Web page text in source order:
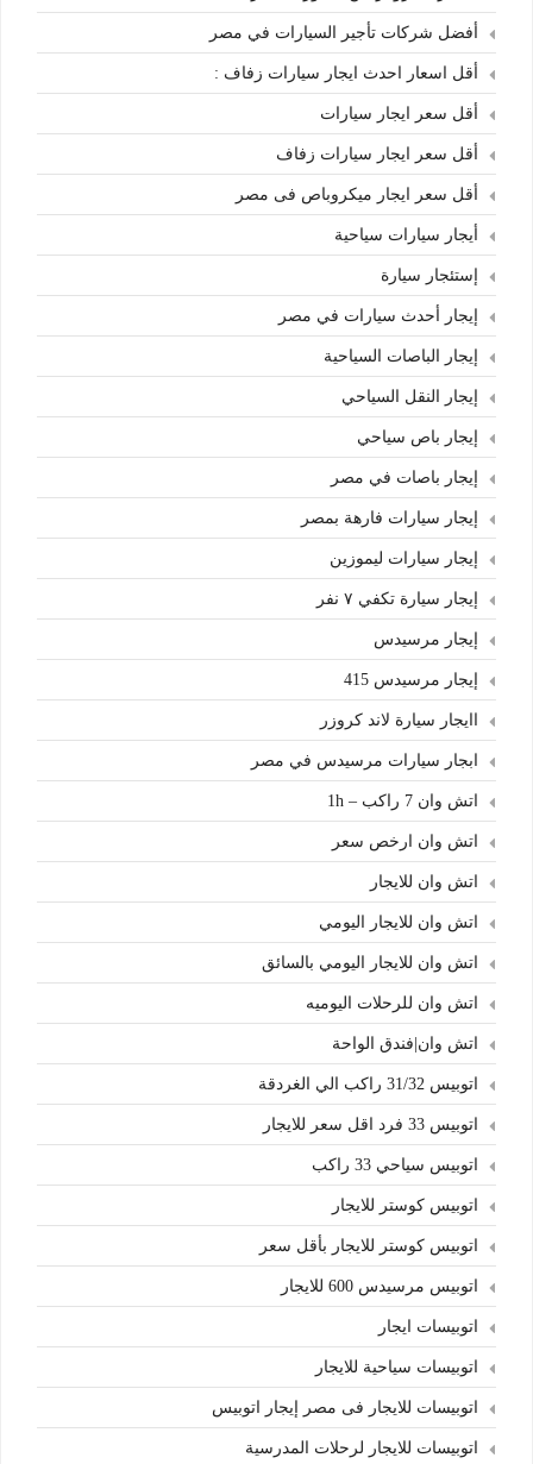
أفضل شركات تأجير السيارات في مصر
أقل اسعار احدث ايجار سيارات زفاف :
أقل سعر ايجار سيارات
أقل سعر ايجار سيارات زفاف
أقل سعر ايجار ميكروباص فى مصر
أيجار سيارات سياحية
إستئجار سيارة
إيجار أحدث سيارات في مصر
إيجار الباصات السياحية
إيجار النقل السياحي
إيجار باص سياحي
إيجار باصات في مصر
إيجار سيارات فارهة بمصر
إيجار سيارات ليموزين
إيجار سيارة تكفي ٧ نفر
إيجار مرسيدس
إيجار مرسيدس 415
اايجار سيارة لاند كروزر
ابجار سيارات مرسيدس في مصر
اتش وان 7 راكب – 1h
اتش وان ارخص سعر
اتش وان للايجار
اتش وان للايجار اليومي
اتش وان للايجار اليومي بالسائق
اتش وان للرحلات اليوميه
اتش وان|فندق الواحة
اتوبيس 31/32 راكب الي الغردقة
اتوبيس 33 فرد اقل سعر للايجار
اتوبيس سياحي 33 راكب
اتوبيس كوستر للايجار
اتوبيس كوستر للايجار بأقل سعر
اتوبيس مرسيدس 600 للايجار
اتوبيسات ايجار
اتوبيسات سياحية للايجار
اتوبيسات للايجار فى مصر إيجار اتوبيس
اتوبيسات للايجار لرحلات المدرسية